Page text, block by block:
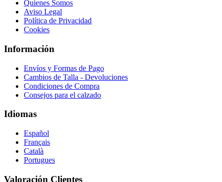
Quienes Somos
Aviso Legal
Política de Privacidad
Cookies
Información
Envíos y Formas de Pago
Cambios de Talla - Devoluciones
Condiciones de Compra
Consejos para el calzado
Idiomas
Español
Français
Català
Portugues
Valoración Clientes